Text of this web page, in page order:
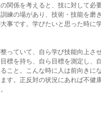
関係を考えると、技に対して必
練の場があり、技術・技能を磨
事です。学びたいと思った時に
っていて、自ら学び技能向上さ
標を持ち、自ら目標を測定し、
こと。こんな時に人は前向きに
す。正反対の状況にあれば不健